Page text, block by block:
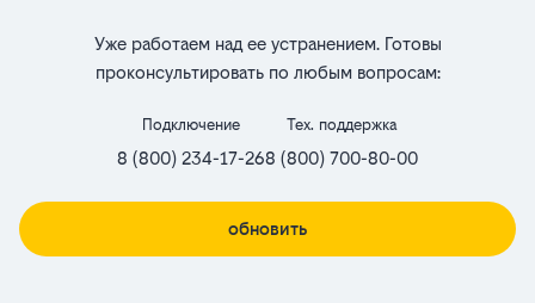
Уже работаем над ее устранением. Готовы
проконсультировать по любым вопросам:
Подключение
8 (800) 234-17-26
Тех. поддержка
8 (800) 700-80-00
обновить